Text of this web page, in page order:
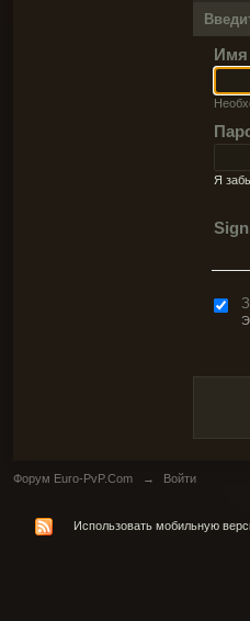
Имя
Я
Форум Euro-PvP.Com → Войти
Использовать мобильную